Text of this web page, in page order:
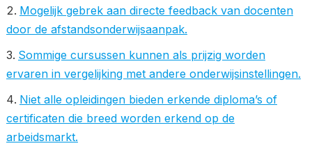
Mogelijk gebrek aan directe feedback van docenten
door de afstandsonderwijsaanpak.
Sommige cursussen kunnen als prijzig worden
ervaren in vergelijking met andere onderwijsinstellingen.
Niet alle opleidingen bieden erkende diploma’s of
certificaten die breed worden erkend op de
arbeidsmarkt.